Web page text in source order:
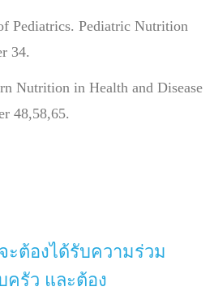
Pediatrics. Pediatric Nutrition
34.
Nutrition in Health and Disease
48,58,65.
ะต้องได้รับความร่วม
ครัว และต้อง